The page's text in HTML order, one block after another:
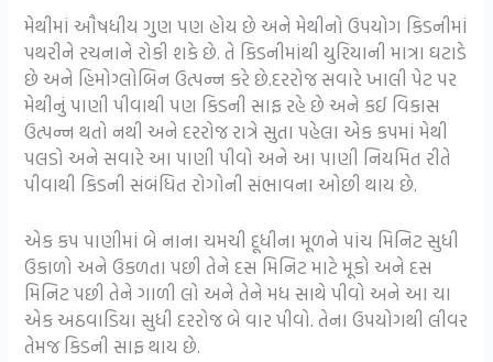
મેથીમાં ઔષધીય ગુણ પણ હોય છે અને મેથીનો ઉપયોગ કિડનીમાં
પથરીને રચનાને રોકી શકે છે. તે કિડનીમાંથી યુરિયાની માત્રા ઘટાડે
છે અને હિમોગ્લોબિન ઉત્પન્ન કરે છે.દરરોજ સવારે ખાલી પેટ પર
મેથીનું પાણી પીવાથી પણ કિડની સાફ રહે છે અને કઈ વિકાસ
ઉત્પન્ન થતો નથી અને દરરોજ રાત્રે સુતા પહેલા એક કપમાં મેથી
પલડો અને સવારે આ પાણી પીવો અને આ પાણી નિયમિત રીતે
પીવાથી કિડની સંબંધિત રોગોની સંભાવના ઓછી થાય છે.
એક કપ પાણીમાં બે નાના ચમચી દૂધીના મૂળને પાંચ મિનિટ સુધી
ઉકાળો અને ઉકળતા પછી તેને દસ મિનિટ માટે મૂકો અને દસ
મિનિટ પછી તેને ગાળી લો અને તેને મધ સાથે પીવો અને આ ચા
એક અઠવાડિયા સુધી દરરોજ બે વાર પીવો. તેના ઉપયોગથી લીવર
તેમજ કિડની સાફ થાય છે.